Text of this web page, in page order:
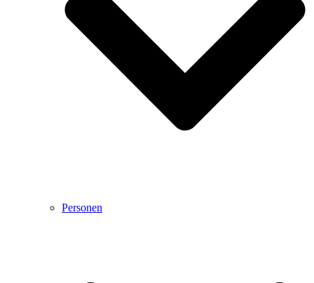
Personen